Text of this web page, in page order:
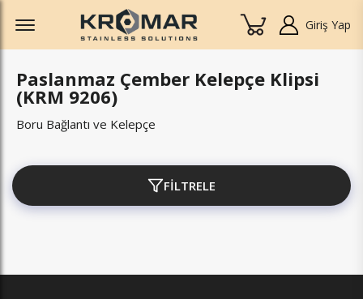
Offcanvas Menu Open
Giriş Yap
Paslanmaz Çember Kelepçe Klipsi
(KRM 9206)
Boru Bağlantı ve Kelepçe
FİLTRELE